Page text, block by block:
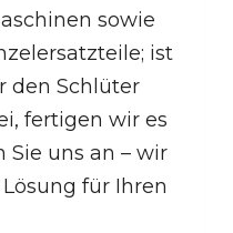
sowie
ist
den Schlüter
fertigen wir es
Sie uns an – wir
für Ihren